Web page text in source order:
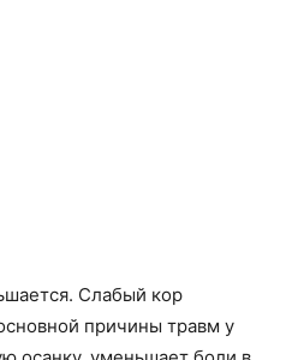
Слабый кор
причины травм у